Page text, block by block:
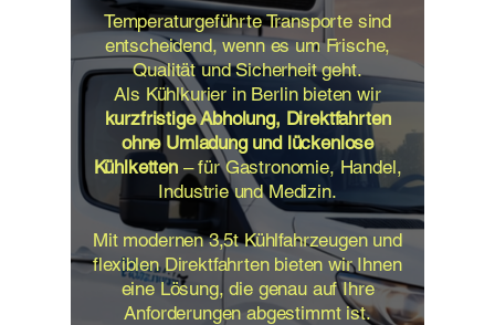
Temperaturgeführte Transporte sind
entscheidend, wenn es um Frische,
Qualität und Sicherheit geht.
Als Kühlkurier in Berlin bieten wir
kurzfristige Abholung, Direktfahrten
ohne Umladung und lückenlose
Kühlketten– für Gastronomie, Handel,
Industrie und Medizin.
Mit modernen 3,5t Kühlfahrzeugen und
flexiblen Direktfahrten bieten wir Ihnen
eine Lösung, die genau auf Ihre
Anforderungen abgestimmt ist.